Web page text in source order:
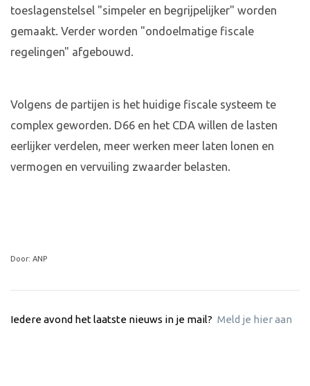
toeslagenstelsel "simpeler en begrijpelijker" worden
gemaakt. Verder worden "ondoelmatige fiscale
regelingen" afgebouwd.
Volgens de partijen is het huidige fiscale systeem te
complex geworden. D66 en het CDA willen de lasten
eerlijker verdelen, meer werken meer laten lonen en
vermogen en vervuiling zwaarder belasten.
Door: ANP
Iedere avond het laatste nieuws in je mail? Meld je hier aan